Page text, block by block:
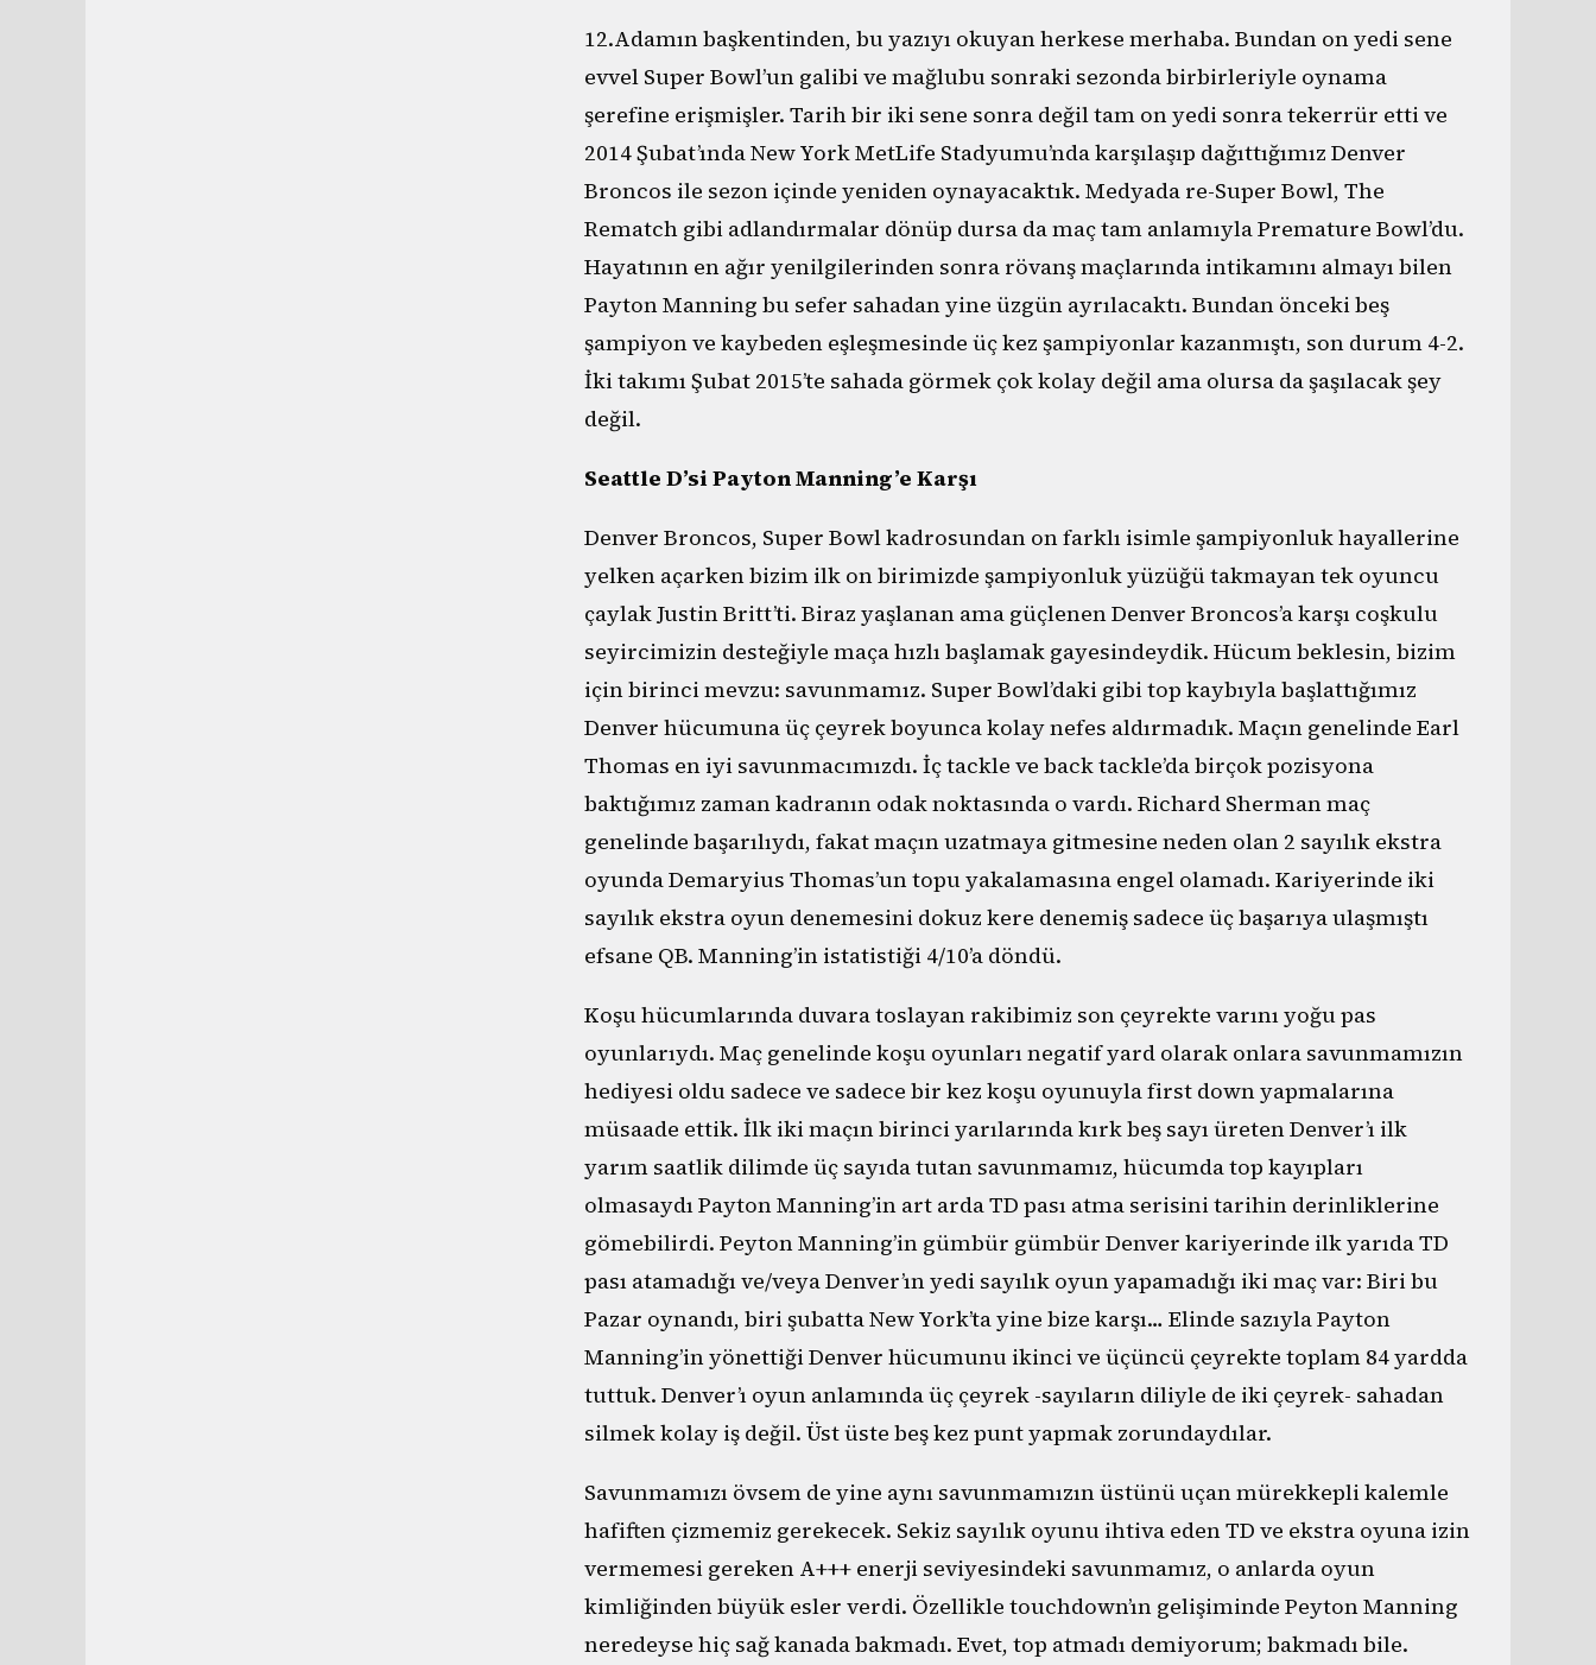
12.Adamın başkentinden, bu yazıyı okuyan herkese merhaba. Bundan on yedi sene
evvel Super Bowl’un galibi ve mağlubu sonraki sezonda birbirleriyle oynama
şerefine erişmişler. Tarih bir iki sene sonra değil tam on yedi sonra tekerrür etti ve
2014 Şubat’ında New York MetLife Stadyumu’nda karşılaşıp dağıttığımız Denver
Broncos ile sezon içinde yeniden oynayacaktık. Medyada re-Super Bowl, The
Rematch gibi adlandırmalar dönüp dursa da maç tam anlamıyla Premature Bowl’du.
Hayatının en ağır yenilgilerinden sonra rövanş maçlarında intikamını almayı bilen
Payton Manning bu sefer sahadan yine üzgün ayrılacaktı. Bundan önceki beş
şampiyon ve kaybeden eşleşmesinde üç kez şampiyonlar kazanmıştı, son durum 4-2.
İki takımı Şubat 2015’te sahada görmek çok kolay değil ama olursa da şaşılacak şey
değil.
Seattle D’si Payton Manning’e Karşı
Denver Broncos, Super Bowl kadrosundan on farklı isimle şampiyonluk hayallerine
yelken açarken bizim ilk on birimizde şampiyonluk yüzüğü takmayan tek oyuncu
çaylak Justin Britt’ti. Biraz yaşlanan ama güçlenen Denver Broncos’a karşı coşkulu
seyircimizin desteğiyle maça hızlı başlamak gayesindeydik. Hücum beklesin, bizim
için birinci mevzu: savunmamız. Super Bowl’daki gibi top kaybıyla başlattığımız
Denver hücumuna üç çeyrek boyunca kolay nefes aldırmadık. Maçın genelinde Earl
Thomas en iyi savunmacımızdı. İç tackle ve back tackle’da birçok pozisyona
baktığımız zaman kadranın odak noktasında o vardı. Richard Sherman maç
genelinde başarılıydı, fakat maçın uzatmaya gitmesine neden olan 2 sayılık ekstra
oyunda Demaryius Thomas’un topu yakalamasına engel olamadı. Kariyerinde iki
sayılık ekstra oyun denemesini dokuz kere denemiş sadece üç başarıya ulaşmıştı
efsane QB. Manning’in istatistiği 4/10’a döndü.
Koşu hücumlarında duvara toslayan rakibimiz son çeyrekte varını yoğu pas
oyunlarıydı. Maç genelinde koşu oyunları negatif yard olarak onlara savunmamızın
hediyesi oldu sadece ve sadece bir kez koşu oyunuyla first down yapmalarına
müsaade ettik. İlk iki maçın birinci yarılarında kırk beş sayı üreten Denver’ı ilk
yarım saatlik dilimde üç sayıda tutan savunmamız, hücumda top kayıpları
olmasaydı Payton Manning’in art arda TD pası atma serisini tarihin derinliklerine
gömebilirdi. Peyton Manning’in gümbür gümbür Denver kariyerinde ilk yarıda TD
pası atamadığı ve/veya Denver’ın yedi sayılık oyun yapamadığı iki maç var: Biri bu
Pazar oynandı, biri şubatta New York’ta yine bize karşı… Elinde sazıyla Payton
Manning’in yönettiği Denver hücumunu ikinci ve üçüncü çeyrekte toplam 84 yardda
tuttuk. Denver’ı oyun anlamında üç çeyrek -sayıların diliyle de iki çeyrek- sahadan
silmek kolay iş değil. Üst üste beş kez punt yapmak zorundaydılar.
Savunmamızı övsem de yine aynı savunmamızın üstünü uçan mürekkepli kalemle
hafiften çizmemiz gerekecek. Sekiz sayılık oyunu ihtiva eden TD ve ekstra oyuna izin
vermemesi gereken A+++ enerji seviyesindeki savunmamız, o anlarda oyun
kimliğinden büyük esler verdi. Özellikle touchdown’ın gelişiminde Peyton Manning
neredeyse hiç sağ kanada bakmadı. Evet, top atmadı demiyorum; bakmadı bile.